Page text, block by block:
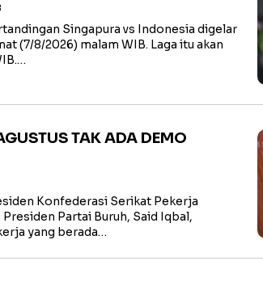
Singapura vs Indonesia digelar
(7/8/2026) malam WIB. Laga itu akan
TAK ADA DEMO
Konfederasi Serikat Pekerja
Partai Buruh, Said Iqbal,
yang berada…